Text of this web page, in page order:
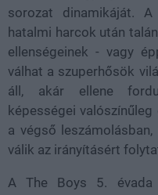
sorozat dinamikáját.
hatalmi harcok után
ellenségeinek - vagy
válhat a szuperhősök
áll, akár ellene
képességei
a végső
válik az irányításért
A The Boys 5. évada